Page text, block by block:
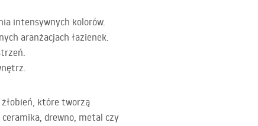
intensywnych kolorów.
aranżacjach łazienek.
które tworzą
drewno, metal czy